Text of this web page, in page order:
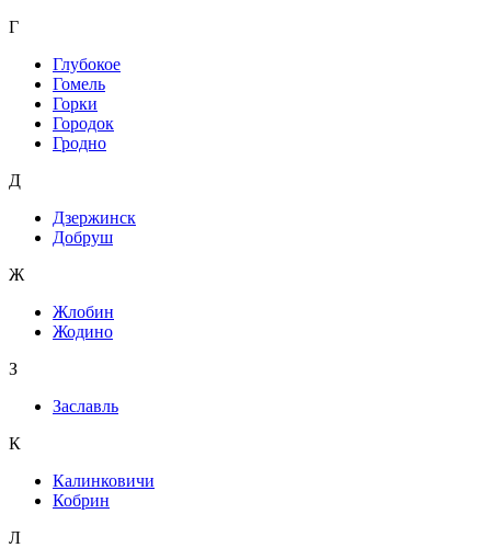
Г
Глубокое
Гомель
Горки
Городок
Гродно
Д
Дзержинск
Добруш
Ж
Жлобин
Жодино
З
Заславль
К
Калинковичи
Кобрин
Л